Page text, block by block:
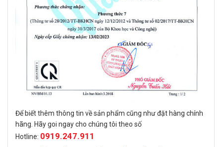
Để biết thêm thông tin về sản phẩm cũng như đặt hàng chính
hãng. Hãy goi ngay cho chúng tôi theo số
Hotline: 0919.247.911